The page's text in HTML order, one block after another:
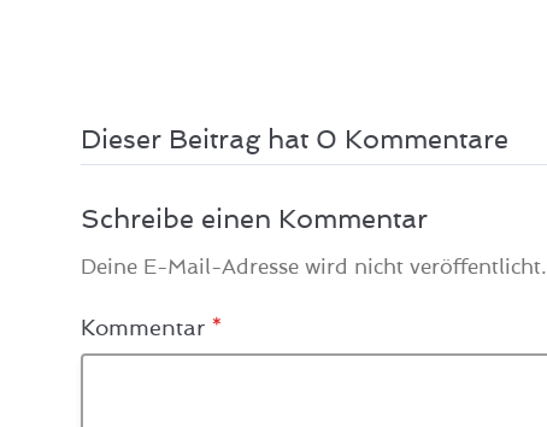
Dieser Beitrag hat 0 Kommentare
Schreibe einen Kommentar
Deine E-Mail-Adresse wird nicht veröffentlicht.
Kommentar *